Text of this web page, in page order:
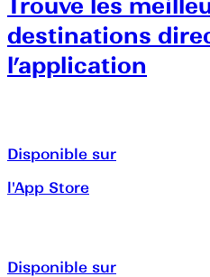
Trouve les
destinations
l’application
Disponible sur
l'App Store
Disponible sur